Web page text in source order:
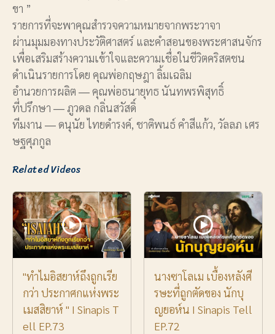
ขา ”
รายการที่จะพาคุณสำรวจความหมายจากพระวาจา
ผ่านมุมมองทางประวัติศาสตร์ และคำสอนของพระศาสนจักร
เพื่อเสริมสร้างความเข้าใจและความเชื่อในชีวิตคริสตชน
ดำเนินรายการโดย คุณพ่อกฤษฎา ลิ้มเฉลิม
อำนวยการผลิต ― คุณพ่อธนายุทธ นันทพรพิสุทธิ์
ที่ปรึกษา ― ภูวดล กลิ่นสวัสดิ์
ทีมงาน ― ดนุนัย ไทยดำรงค์, ชาติพนธ์ คำสีแก้ว, วัลลภ เศร
ษฐศุภกูล
Related Videos
"ทำไมอิสยาห์ถึงถูกเรีย
กว่า ประกาศกแห่งพระ
เมสสิยาห์ " I Sinapis T
ell EP.73
นางซาโลเม เบื้องหลังศี
รษะที่ถูกตัดของ นักบุ
ญยอห์น I Sinapis Tell
EP.72